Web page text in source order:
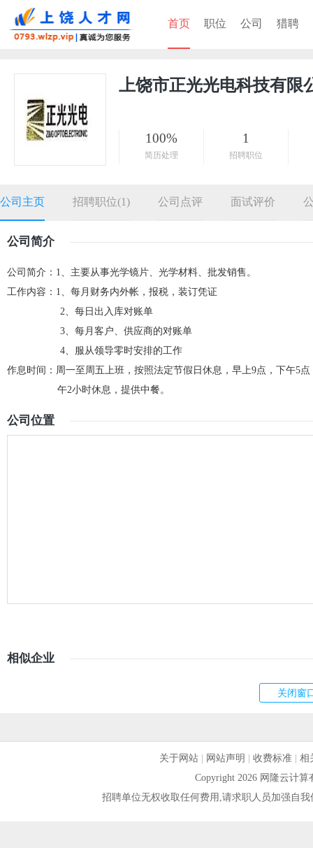
首页 职位 公司 猎聘
上饶市正光光电科技有限
100%
简历处理
1
招聘职位
公司主页 招聘职位(1) 公司点评 面试评价
公司简介
公司简介：1、主要从事光学镜片、光学材料、批发销售。
工作内容：1、每月财务内外帐，报税，装订凭证
2、每日出入库对账单
3、每月客户、供应商的对账单
4、服从领导零时安排的工作
作息时间：周一至周五上班，按照法定节假日休息，早上9点，下午5
午2小时休息，提供中餐。
公司位置
相似企业
关于网站| 网站声明 收费标准| 相
Copyright 2026 网隆云计
招聘单位无权收取任何费用,请求职人员加强自